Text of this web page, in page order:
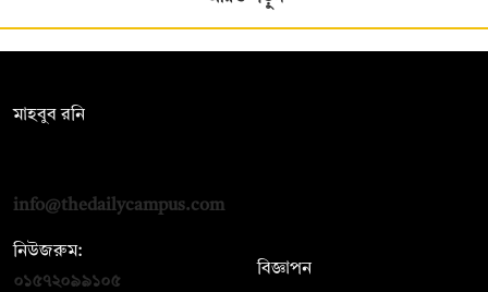
মাহবুব রনি
info@thedailycampus.com
নিউজরুম:
০১৫৭২০৯৯১০৫
বিজ্ঞাপন